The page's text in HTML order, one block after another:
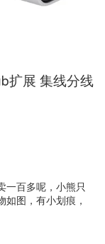
扩展 集线分线
一百多呢，小熊只
图，有小划痕，